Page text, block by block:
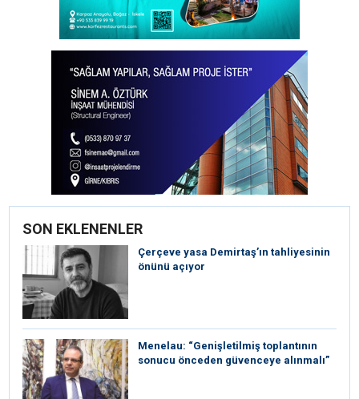
SON EKLENENLER
Çerçeve yasa Demirtaş’ın tahliyesinin
önünü açıyor
Menelau: “Genişletilmiş toplantının
sonucu önceden güvenceye alınmalı”